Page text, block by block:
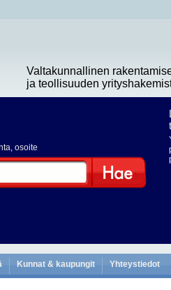
Valtakunnallinen
ja teollisuuden
osoite
Kunnat & kaupungit Yhteystiedot